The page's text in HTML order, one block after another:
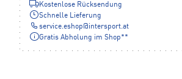
Kostenlose Rücksendung
Schnelle Lieferung
service.eshop@intersport.at
Gratis Abholung im Shop**